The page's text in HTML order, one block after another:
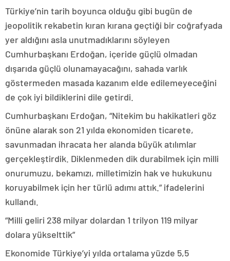
Türkiye’nin tarih boyunca olduğu gibi bugün de
jeopolitik rekabetin kıran kırana geçtiği bir coğrafyada
yer aldığını asla unutmadıklarını söyleyen
Cumhurbaşkanı Erdoğan, içeride güçlü olmadan
dışarıda güçlü olunamayacağını, sahada varlık
göstermeden masada kazanım elde edilemeyeceğini
de çok iyi bildiklerini dile getirdi.
Cumhurbaşkanı Erdoğan, “Nitekim bu hakikatleri göz
önüne alarak son 21 yılda ekonomiden ticarete,
savunmadan ihracata her alanda büyük atılımlar
gerçekleştirdik. Diklenmeden dik durabilmek için milli
onurumuzu, bekamızı, milletimizin hak ve hukukunu
koruyabilmek için her türlü adımı attık.” ifadelerini
kullandı.
“Milli geliri 238 milyar dolardan 1 trilyon 119 milyar
dolara yükselttik”
Ekonomide Türkiye’yi yılda ortalama yüzde 5,5